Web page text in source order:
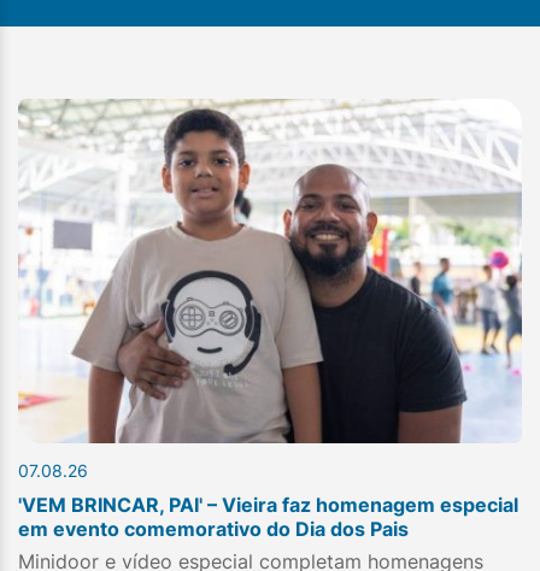
07.08.26
'VEM BRINCAR, PAI' – Vieira faz homenagem especial
em evento comemorativo do Dia dos Pais
Minidoor e vídeo especial completam homenagens